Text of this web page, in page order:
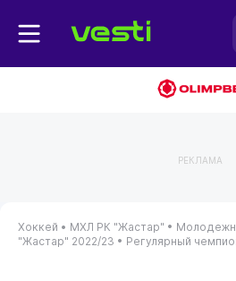
РЕКЛАМА
Хоккей • МХЛ РК "Жастар" •
"Жастар" 2022/23 • Регулярный